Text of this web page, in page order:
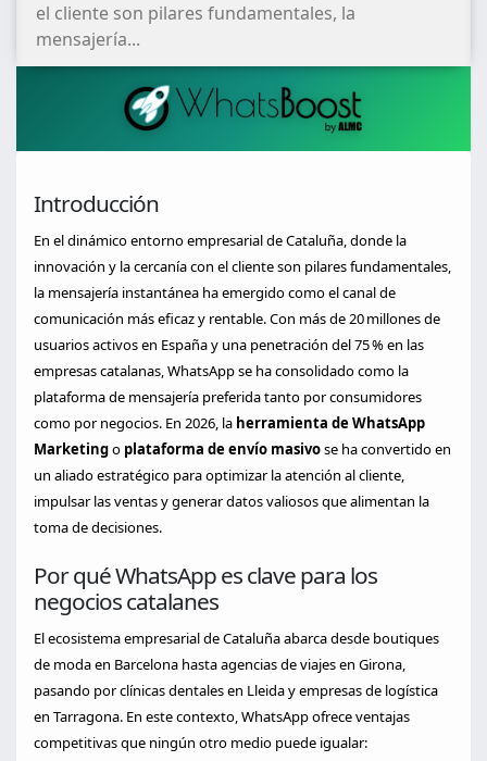
el cliente son pilares fundamentales, la
mensajería...
Introducción
En el dinámico entorno empresarial de Cataluña, donde la
innovación y la cercanía con el cliente son pilares fundamentales,
la mensajería instantánea ha emergido como el canal de
comunicación más eficaz y rentable. Con más de 20 millones de
usuarios activos en España y una penetración del 75 % en las
empresas catalanas, WhatsApp se ha consolidado como la
plataforma de mensajería preferida tanto por consumidores
como por negocios. En 2026, la herramienta de WhatsApp
Marketingo plataforma de envío masivose ha convertido en
un aliado estratégico para optimizar la atención al cliente,
impulsar las ventas y generar datos valiosos que alimentan la
toma de decisiones.
Por qué WhatsApp es clave para los
negocios catalanes
El ecosistema empresarial de Cataluña abarca desde boutiques
de moda en Barcelona hasta agencias de viajes en Girona,
pasando por clínicas dentales en Lleida y empresas de logística
en Tarragona. En este contexto, WhatsApp ofrece ventajas
competitivas que ningún otro medio puede igualar: